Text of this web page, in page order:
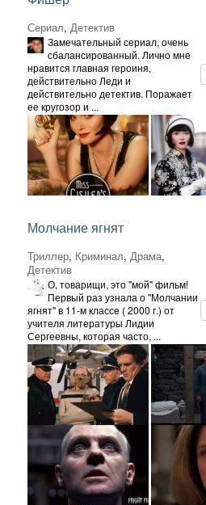
Сериал, Детектив
Замечательный сериал, очень
сбалансированный. Лично мне
нравится главная героиня,
действительно Леди и
действительно детектив. Поражает
ее кругозор и ...
Молчание ягнят
Триллер, Криминал, Драма,
Детектив
О, товарищи, это "мой" фильм!
Первый раз узнала о "Молчании
ягнят" в 11-м классе ( 2000 г.) от
учителя литературы Лидии
Сергеевны, которая часто, ...